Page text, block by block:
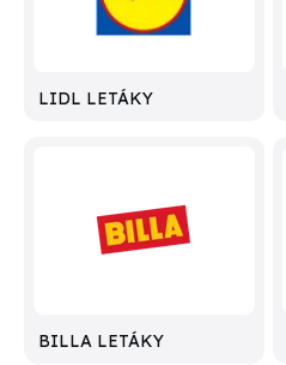
LIDL LETÁKY
BILLA LETÁKY